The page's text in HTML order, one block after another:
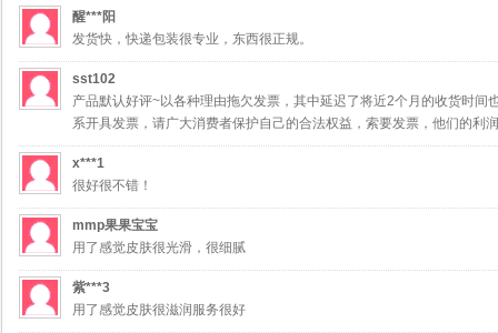
醒***阳
发货快，快递包装很专业，东西很正规。
sst102
产品默认好评~以各种理由拖欠发票，其中延迟了将近2个月的收货时间
系开具发票，请广大消费者保护自己的合法权益，索要发票，他们的利
x***1
很好很不错！
mmp果果宝宝
用了感觉皮肤很光滑，很细腻
紫***3
用了感觉皮肤很滋润服务很好